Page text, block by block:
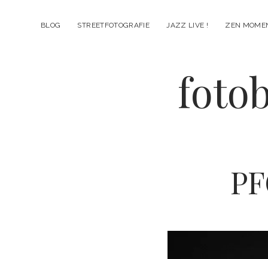
BLOG STREETFOTOGRAFIE JAZZ LIVE ! ZEN